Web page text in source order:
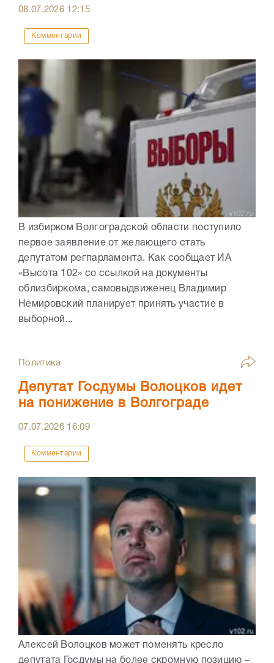
08.07.2026 12:15
Комментарии
В избирком Волгоградской области поступило
первое заявление от желающего стать
депутатом регпарламента. Как сообщает ИА
«Высота 102» со ссылкой на документы
облизбиркома, самовыдвиженец Владимир
Немировский планирует принять участие в
выборной...
Политика
Депутат Госдумы Волоцков идет
на понижение в Волгограде
07.07.2026 16:09
Комментарии
Алексей Волоцков может поменять кресло
депутата Госдумы на более скромную позицию –